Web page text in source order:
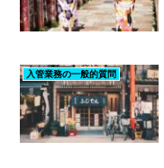
入管業務の一般的質問